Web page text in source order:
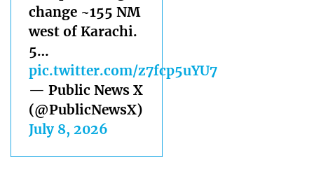
change ~155 NM
west of Karachi.
5…
pic.twitter.com/z7fcp5uYU7
— Public News X
(@PublicNewsX)
July 8, 2026